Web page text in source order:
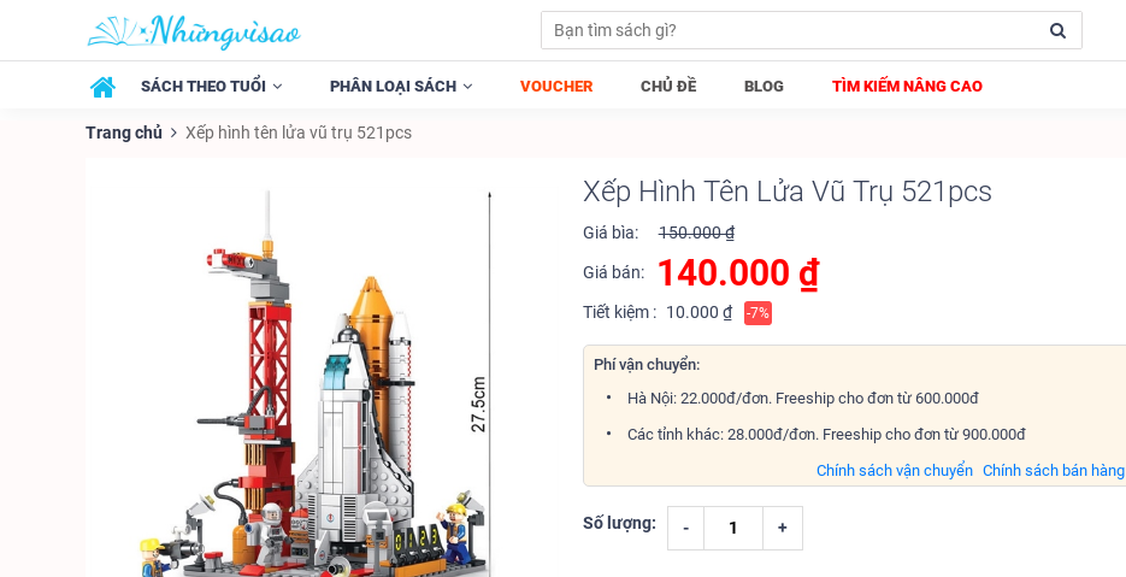
SÁCH THEO TUỔI PHÂN LOẠI SÁCH VOUCHER CHỦ ĐỀ BLOG TÌM KIẾM NÂNG CAO
Trang chủ Xếp hình tên lửa vũ trụ 521pcs
Xếp Hình Tên Lửa Vũ Trụ 521pcs
Giá bìa: 150.000 ₫
Giá bán: 140.000 ₫
Tiết kiệm : 10.000 ₫ -7%
Phí vận chuyển:
Hà Nội: 22.000đ/đơn. Freeship cho đơn từ 600.000đ
Các tỉnh khác: 28.000đ/đơn. Freeship cho đơn từ 900.000đ
Chính sách bán hàng
Chính sách vận chuyển
Số lượng: - +